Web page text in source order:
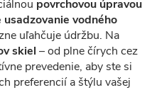
povrchovou úpravou
vodného
uľahčuje údržbu. Na
skiel – od plne čírych cez
prevedenie, aby ste si
preferencií a štýlu vašej